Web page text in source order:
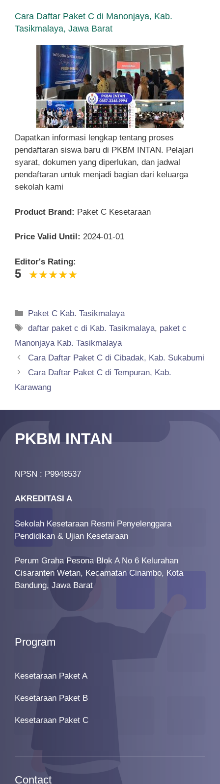
Cara Daftar Paket C di Manonjaya, Kab.
Tasikmalaya, Jawa Barat
Dapatkan informasi lengkap tentang proses
pendaftaran siswa baru di PKBM INTAN. Pelajari
syarat, dokumen yang diperlukan, dan jadwal
pendaftaran untuk menjadi bagian dari keluarga
sekolah kami
Product Brand: Paket C Kesetaraan
Price Valid Until: 2024-01-01
Editor's Rating:
5
Categories
Paket C Kab. Tasikmalaya
Tags
daftar paket c di Kab. Tasikmalaya, paket c
Manonjaya Kab. Tasikmalaya
Cara Daftar Paket C di Cibadak, Kab. Sukabumi
Cara Daftar Paket C di Tempuran, Kab.
Karawang
PKBM INTAN
NPSN : P9948537
AKREDITASI A
Sekolah Kesetaraan Resmi Penyelenggara
Pendidikan & Ujian Kesetaraan
Perum Graha Pesona Blok A No 6 Kelurahan
Cisaranten Wetan, Kecamatan Cinambo, Kota
Bandung, Jawa Barat
Program
Kesetaraan Paket A
Kesetaraan Paket B
Kesetaraan Paket C
Contact